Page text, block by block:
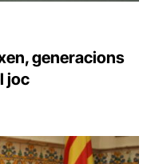
generacions
joc